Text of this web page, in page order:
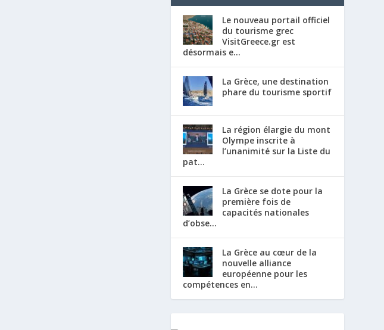
Le nouveau portail officiel
du tourisme grec
VisitGreece.gr est
désormais e...
La Grèce, une destination
phare du tourisme sportif
La région élargie du mont
Olympe inscrite à
l’unanimité sur la Liste du
pat...
La Grèce se dote pour la
première fois de
capacités nationales
d’obse...
La Grèce au cœur de la
nouvelle alliance
européenne pour les
compétences en...